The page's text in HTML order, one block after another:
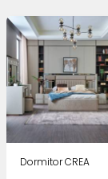
Dormitor CREA